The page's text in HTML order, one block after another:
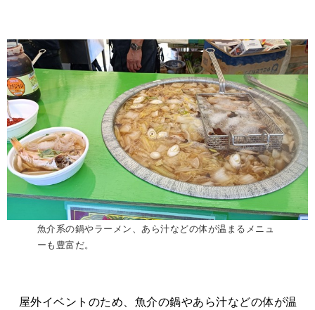
魚介系の鍋やラーメン、あら汁などの体が温まるメニュ
ーも豊富だ。
屋外イベントのため、魚介の鍋やあら汁などの体が温